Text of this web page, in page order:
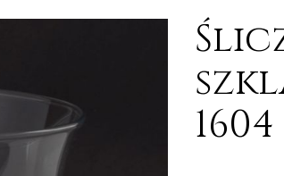
1604